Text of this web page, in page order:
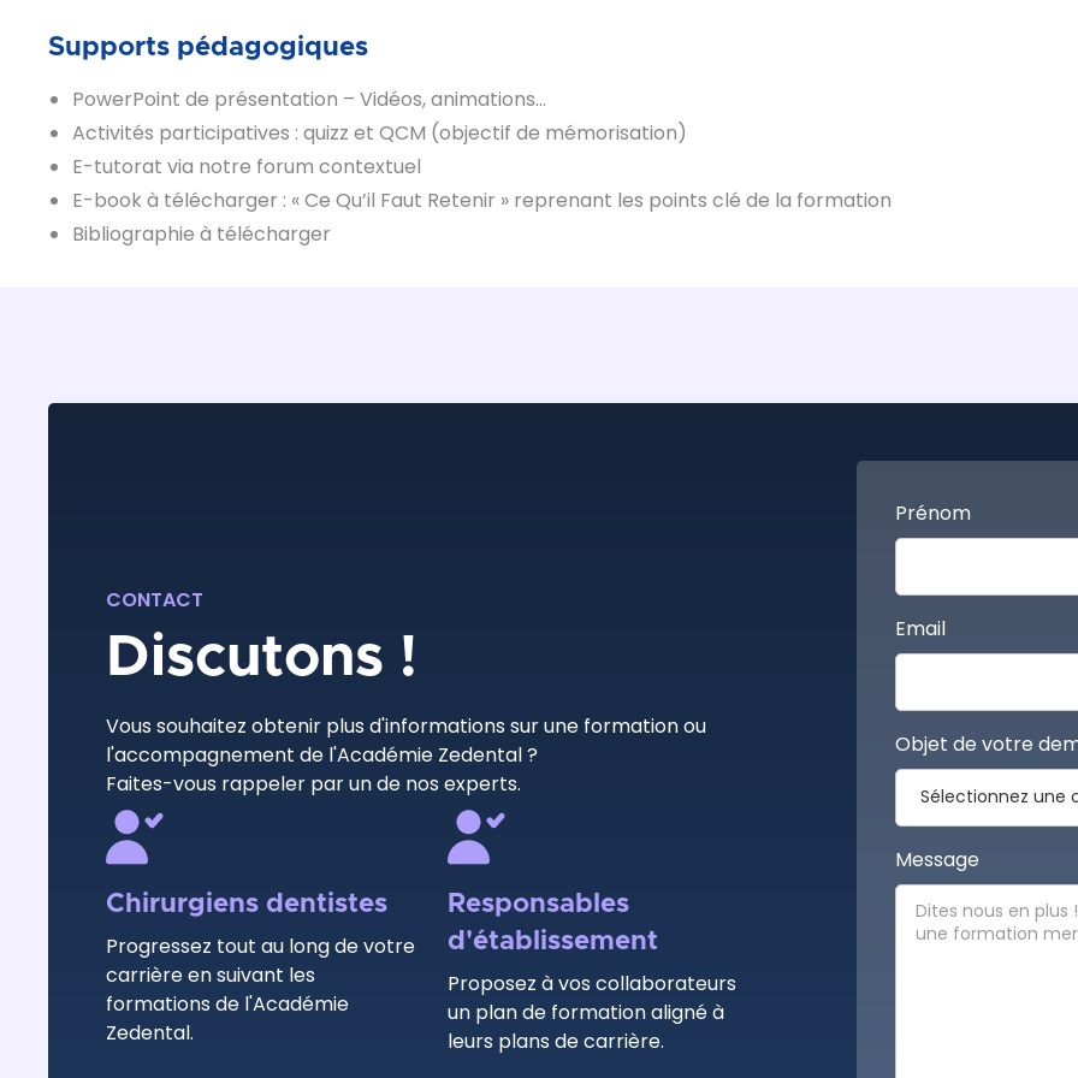
Supports pédagogiques
PowerPoint de présentation – Vidéos, animations…
Activités participatives : quizz et QCM (objectif de mémorisation)
E-tutorat via notre forum contextuel
E-book à télécharger : « Ce Qu’il Faut Retenir » reprenant les points clé de la formation
Bibliographie à télécharger
CONTACT
Discutons !
Vous souhaitez obtenir plus d'informations sur une formation ou
l'accompagnement de l'Académie Zedental ?
Faites-vous rappeler par un de nos experts.
Chirurgiens dentistes
Progressez tout au long de votre
carrière en suivant les
formations de l'Académie
Zedental.
Responsables
d'établissement
Proposez à vos collaborateurs
un plan de formation aligné à
leurs plans de carrière.
Prénom
Email
Objet de votre
Message